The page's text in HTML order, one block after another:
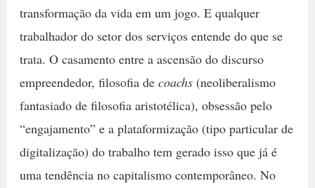
transformação da vida em um jogo. E qualquer
trabalhador do setor dos serviços entende do que se
trata. O casamento entre a ascensão do discurso
empreendedor, filosofia de coachs(neoliberalismo
fantasiado de filosofia aristotélica), obsessão pelo
“engajamento” e a plataformização (tipo particular de
digitalização) do trabalho tem gerado isso que já é
uma tendência no capitalismo contemporâneo. No